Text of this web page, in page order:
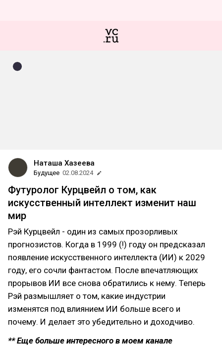
Наташа Хазеева
Будущее 02.08.2024
Футуролог Курцвейл о том, как
искусственный интеллект изменит наш
мир
Рэй Курцвейл - один из самых прозорливых
прогнозистов. Когда в 1999 (!) году он предсказал
появление искусственного интеллекта (ИИ) к 2029
году, его сочли фантастом. После впечатляющих
прорывов ИИ все снова обратились к нему. Теперь
Рэй размышляет о том, какие индустрии
изменятся под влиянием ИИ больше всего и
почему. И делает это убедительно и доходчиво.
** Еще больше интересного в моем канале